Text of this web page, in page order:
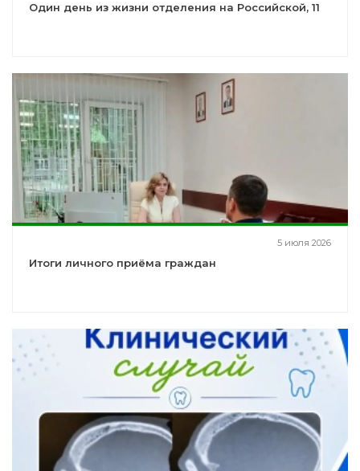
Один день из жизни отделения на Российской, 11
5 июля 2026
Итоги личного приёма граждан